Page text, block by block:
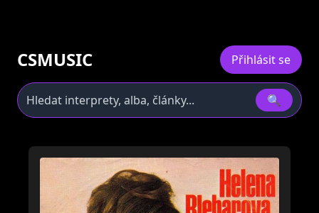
CSMUSIC Přihlásit se
🔍